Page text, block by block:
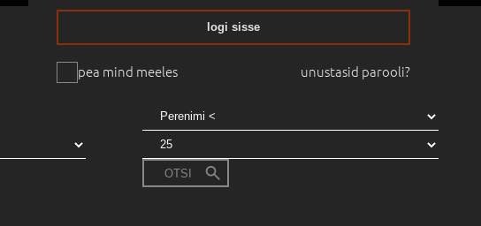
pea mind meeles
logi sisse
unustasid parooli?
OTSI